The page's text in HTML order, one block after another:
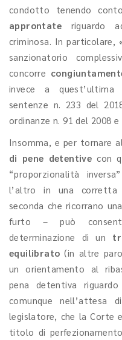
condotto tenendo
approntate riguardo
criminosa. In
sanzionatorio
concorre
invece a
sentenze n. 233 del
ordinanze n. 91 del 2008 e
Insomma, e per tornare
di pene detentivecon
“proporzionalità
l’altro in una corretta
seconda che ricorrano
furto – può
determinazione di un
equilibrato (in altre
un orientamento al
pena detentiva
comunque nell’attesa
legislatore, che la Corte
titolo di